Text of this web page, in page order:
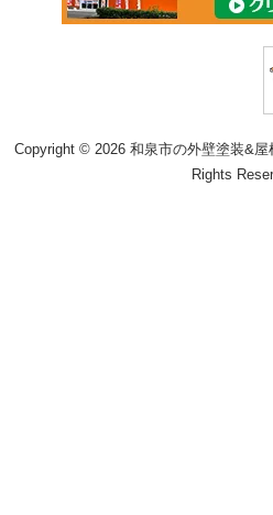
Copyright © 2026 和泉市の外壁塗装&屋
Rights